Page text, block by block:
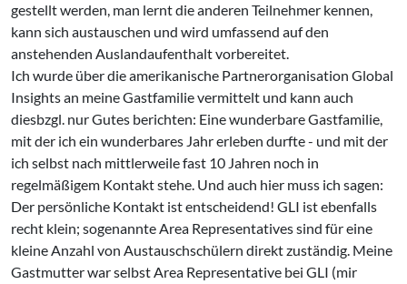
gestellt werden, man lernt die anderen Teilnehmer kennen,
kann sich austauschen und wird umfassend auf den
anstehenden Auslandaufenthalt vorbereitet.
Ich wurde über die amerikanische Partnerorganisation Global
Insights an meine Gastfamilie vermittelt und kann auch
diesbzgl. nur Gutes berichten: Eine wunderbare Gastfamilie,
mit der ich ein wunderbares Jahr erleben durfte - und mit der
ich selbst nach mittlerweile fast 10 Jahren noch in
regelmäßigem Kontakt stehe. Und auch hier muss ich sagen:
Der persönliche Kontakt ist entscheidend! GLI ist ebenfalls
recht klein; sogenannte Area Representatives sind für eine
kleine Anzahl von Austauschschülern direkt zuständig. Meine
Gastmutter war selbst Area Representative bei GLI (mir